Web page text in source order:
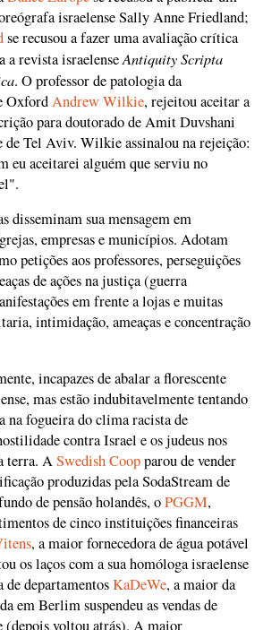
israelense Sally Anne Friedland;
se recusou a fazer uma avaliação crítica
a revista israelenseAntiquity Scripta
. O professor de patologia da
OxfordAndrew Wilkie, rejeitou aceitar a
para doutorado de Amit Duvshani
de Tel Aviv. Wilkie assinalou na rejeição:
eu aceitarei alguém que serviu no
disseminam sua mensagem em
empresas e municípios. Adotam
petições aos professores, perseguições
de ações na justiça (guerra
em frente a lojas e muitas
intimidação, ameaças e concentração
incapazes de abalar a florescente
mas estão indubitavelmente tentando
na fogueira do clima racista de
contra Israel e os judeus nos
terra. ASwedish Coopparou de vender
produzidas pela SodaStream de
de pensão holandês, oPGGM,
de cinco instituições financeiras
, a maior fornecedora de água potável
os laços com a sua homóloga israelense
departamentosKaDeWe, a maior da
em Berlim suspendeu as vendas de
(depois voltou atrás). A maior